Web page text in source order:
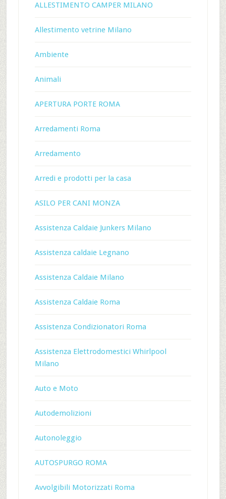
ALLESTIMENTO CAMPER MILANO
Allestimento vetrine Milano
Ambiente
Animali
APERTURA PORTE ROMA
Arredamenti Roma
Arredamento
Arredi e prodotti per la casa
ASILO PER CANI MONZA
Assistenza Caldaie Junkers Milano
Assistenza caldaie Legnano
Assistenza Caldaie Milano
Assistenza Caldaie Roma
Assistenza Condizionatori Roma
Assistenza Elettrodomestici Whirlpool
Milano
Auto e Moto
Autodemolizioni
Autonoleggio
AUTOSPURGO ROMA
Avvolgibili Motorizzati Roma